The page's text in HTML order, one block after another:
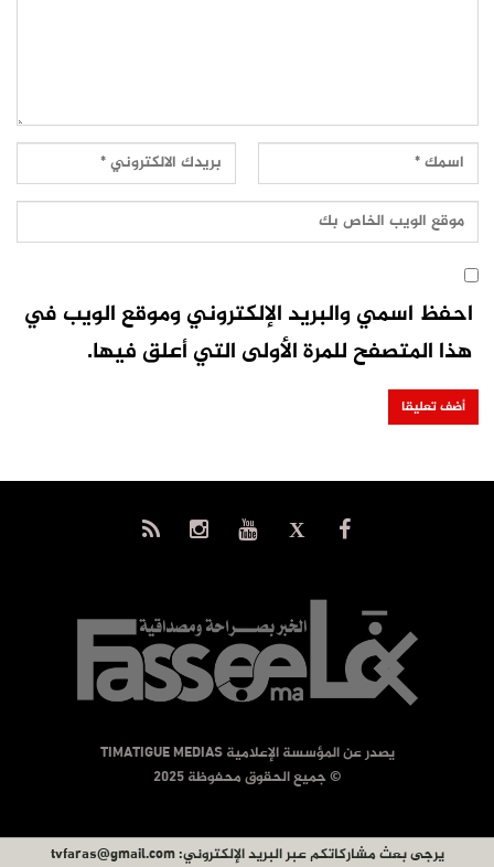
احفظ اسمي والبريد الإلكتروني وموقع الويب في
هذا المتصفح للمرة الأولى التي أعلق فيها.
يصدر عن المؤسسة الإعلامية TIMATIGUE MEDIAS
© جميع الحقوق محفوظة 2025
يرجى بعث مشاركاتكم عبر البريد الإلكتروني:tvfaras@gmail.com